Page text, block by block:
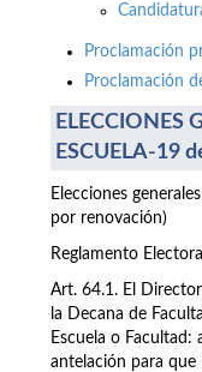
Proclamación
Proclamación
ELECCIONES
ESCUELA-19
Elecciones
por renovación)
Reglamento
Art. 64.1. El
la Decana de
Escuela o Facultad:
antelación para que